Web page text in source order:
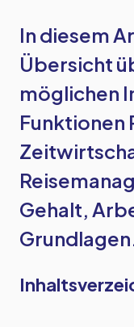
In diesem
Übersicht
möglichen
Funktionen
Gehalt,